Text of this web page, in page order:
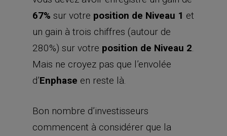
67% sur votre position de Niveau 1 et
un gain à trois chiffres (autour de
280%) sur votre position de Niveau 2
Mais ne croyez pas que l’envolée
d’Enphase en reste là.
Bon nombre d’investisseurs
commencent à considérer que la